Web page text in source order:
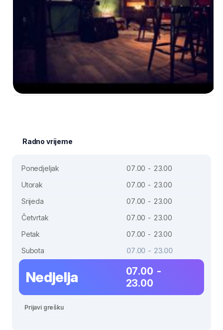
Radno vrijeme
Ponedjeljak
07.00 - 23.00
Utorak
07.00 - 23.00
Srijeda
07.00 - 23.00
Četvrtak
07.00 - 23.00
Petak
07.00 - 23.00
Subota
07.00 - 23.00
Nedjelja
07.00 -
23.00
Prijavi grešku